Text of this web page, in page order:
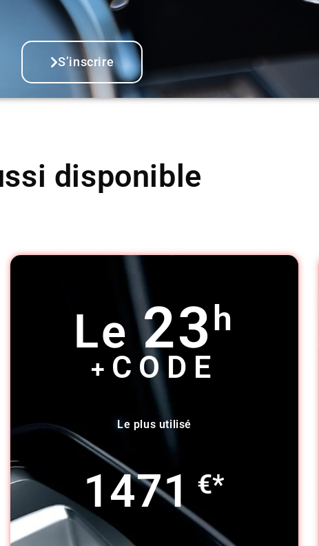
S’inscrire
disponible
Le23 h
+ CODE
Le plus utilisé
1471 €*